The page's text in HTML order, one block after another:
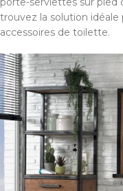
trouvez la solution
accessoires de toilette.